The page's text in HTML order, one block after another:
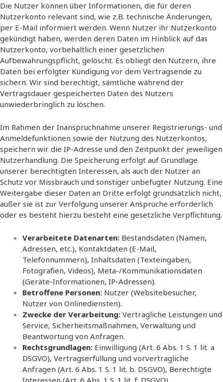
Die Nutzer können über Informationen, die für deren
Nutzerkonto relevant sind, wie z.B. technische Änderungen,
per E-Mail informiert werden. Wenn Nutzer ihr Nutzerkonto
gekündigt haben, werden deren Daten im Hinblick auf das
Nutzerkonto, vorbehaltlich einer gesetzlichen
Aufbewahrungspflicht, gelöscht. Es obliegt den Nutzern, ihre
Daten bei erfolgter Kündigung vor dem Vertragsende zu
sichern. Wir sind berechtigt, sämtliche während der
Vertragsdauer gespeicherten Daten des Nutzers
unwiederbringlich zu löschen.
Im Rahmen der Inanspruchnahme unserer Registrierungs- und
Anmeldefunktionen sowie der Nutzung des Nutzerkontos,
speichern wir die IP-Adresse und den Zeitpunkt der jeweiligen
Nutzerhandlung. Die Speicherung erfolgt auf Grundlage
unserer berechtigten Interessen, als auch der Nutzer an
Schutz vor Missbrauch und sonstiger unbefugter Nutzung. Eine
Weitergabe dieser Daten an Dritte erfolgt grundsätzlich nicht,
außer sie ist zur Verfolgung unserer Ansprüche erforderlich
oder es besteht hierzu besteht eine gesetzliche Verpflichtung.
Verarbeitete Datenarten: Bestandsdaten (Namen,
Adressen, etc.), Kontaktdaten (E-Mail,
Telefonnummern), Inhaltsdaten (Texteingaben,
Fotografien, Videos), Meta-/Kommunikationsdaten
(Geräte-Informationen, IP-Adressen).
Betroffene Personen: Nutzer (Websitebesucher,
Nutzer von Onlinediensten).
Zwecke der Verarbeitung: Vertragliche Leistungen und
Service, Sicherheitsmaßnahmen, Verwaltung und
Beantwortung von Anfragen.
Rechtsgrundlagen: Einwilligung (Art. 6 Abs. 1 S. 1 lit. a
DSGVO), Vertragserfüllung und vorvertragliche
Anfragen (Art. 6 Abs. 1 S. 1 lit. b. DSGVO), Berechtigte